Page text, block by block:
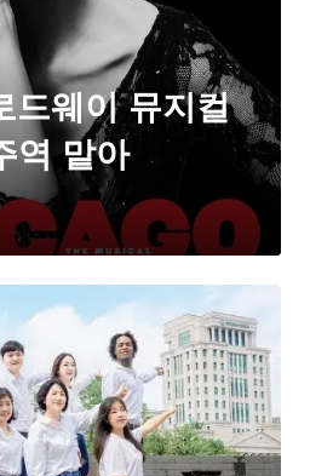
드웨이 뮤지컬
역 맡아